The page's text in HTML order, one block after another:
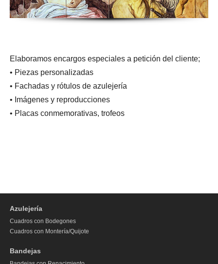
Elaboramos encargos especiales a petición del cliente;
• Piezas personalizadas
• Fachadas y rótulos de azulejería
• Imágenes y reproducciones
• Placas conmemorativas, trofeos
Azulejería
Cuadros con Bodegones
Cuadros con Montería/Quijote
Bandejas